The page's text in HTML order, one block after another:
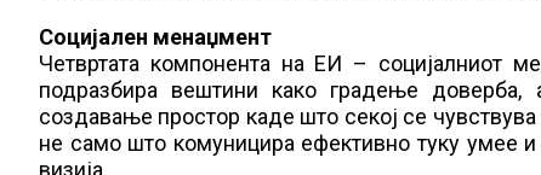
Социјален менаџмент
Четвртата компонента на ЕИ – социјалниот
подразбира вештини како градење
создавање простор каде што секој се
не само што комуницира ефективно туку умее
визија.